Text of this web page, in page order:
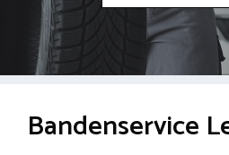
Bandenservice